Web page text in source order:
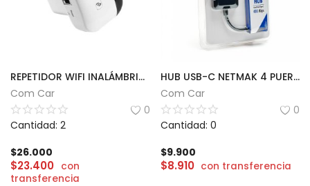
REPETIDOR WIFI INALÁMBRICO / M300
Com Car
0
Cantidad: 2
$26.000
$23.400 con
transferencia
HUB USB-C NETMAK 4 PUERTOS 2.0
Com Car
0
Cantidad: 0
$9.900
$8.910 con transferencia